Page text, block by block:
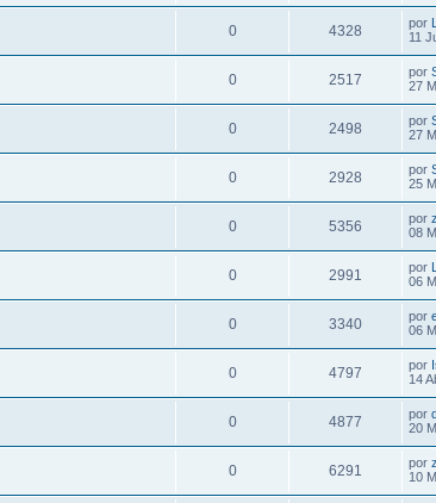
0 4328 por
11
0 2517 por
27
0 2498 por
27
0 2928 por
25
0 5356 por
08
0 2991 por
06
0 3340 por
06
0 4797 por
14
0 4877 por
20
0 6291 por
10